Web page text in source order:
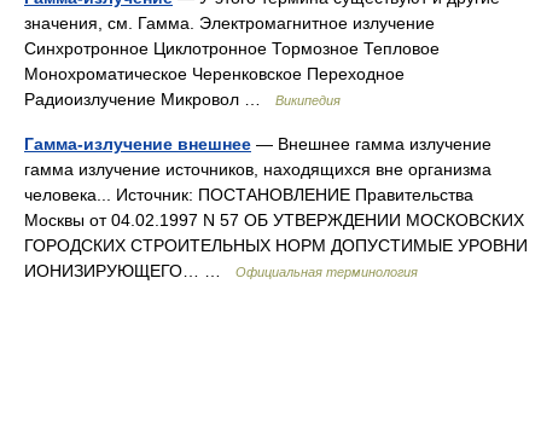
значения, см. Гамма. Электромагнитное излучение
Синхротронное Циклотронное Тормозное Тепловое
Монохроматическое Черенковское Переходное
Радиоизлучение Микровол …
Википедия
Гамма-излучение внешнее — Внешнее гамма излучение
гамма излучение источников, находящихся вне организма
человека... Источник: ПОСТАНОВЛЕНИЕ Правительства
Москвы от 04.02.1997 N 57 ОБ УТВЕРЖДЕНИИ МОСКОВСКИХ
ГОРОДСКИХ СТРОИТЕЛЬНЫХ НОРМ ДОПУСТИМЫЕ УРОВНИ
ИОНИЗИРУЮЩЕГО… …
Официальная терминология